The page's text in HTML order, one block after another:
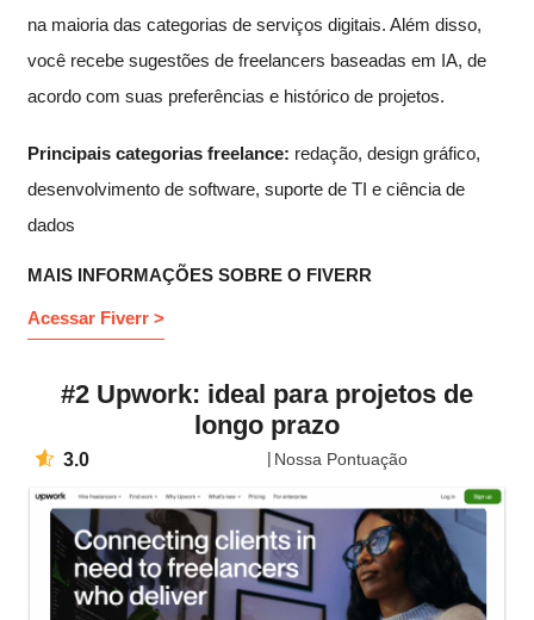
na maioria das categorias de serviços digitais. Além disso,
você recebe sugestões de freelancers baseadas em IA, de
acordo com suas preferências e histórico de projetos.
Principais categorias freelance: redação, design gráfico,
desenvolvimento de software, suporte de TI e ciência de
dados
MAIS INFORMAÇÕES SOBRE O FIVERR
Acessar Fiverr >
#2 Upwork: ideal para projetos de
longo prazo
3.0 Nossa Pontuação